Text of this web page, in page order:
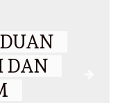
DAN